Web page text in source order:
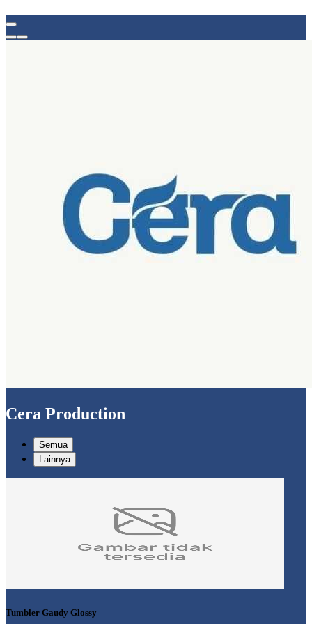
Cera Production
Semua
Lainnya
Tumbler Gaudy Glossy